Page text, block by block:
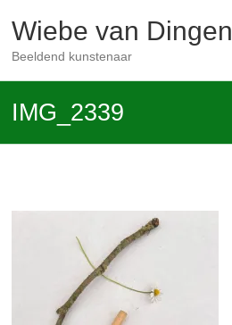
naar
inhoud
Wiebe van Dingen
Beeldend kunstenaar
IMG_2339